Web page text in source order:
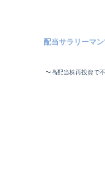
配当サラリーマ
〜高配当株再投資で